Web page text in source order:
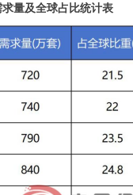
量及全球占比统计表